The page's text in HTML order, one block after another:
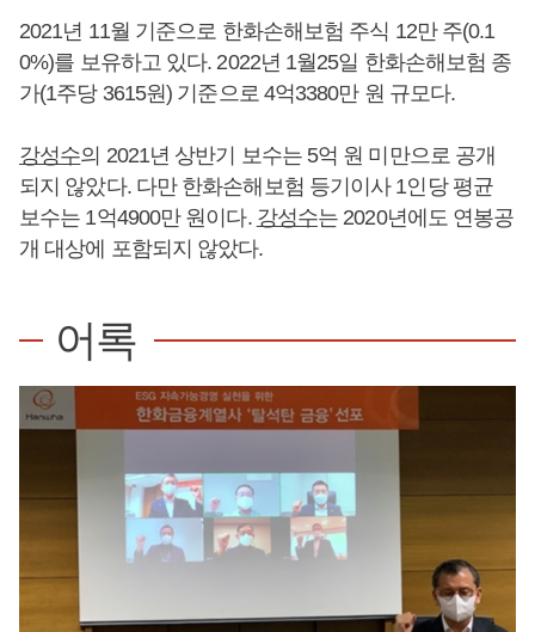
2021년 11월 기준으로 한화손해보험 주식 12만 주(0.1
0%)를 보유하고 있다. 2022년 1월25일 한화손해보험 종
가(1주당 3615원) 기준으로 4억3380만 원 규모다.
강성수의 2021년 상반기 보수는 5억 원 미만으로 공개
되지 않았다. 다만 한화손해보험 등기이사 1인당 평균
보수는 1억4900만 원이다. 강성수는 2020년에도 연봉공
개 대상에 포함되지 않았다.
어록